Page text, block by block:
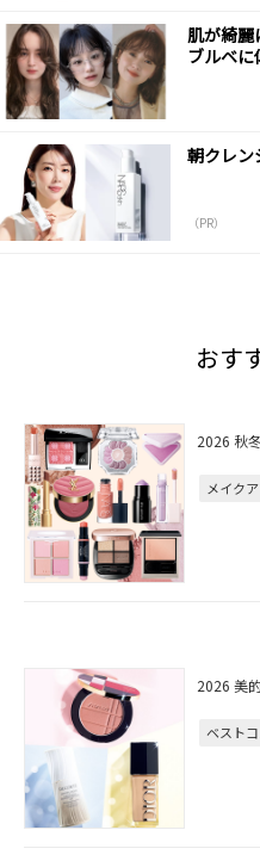
肌が綺麗
ブルベに
朝クレン
（PR）
おす
2026 秋
メイク
2026 美
ベスト